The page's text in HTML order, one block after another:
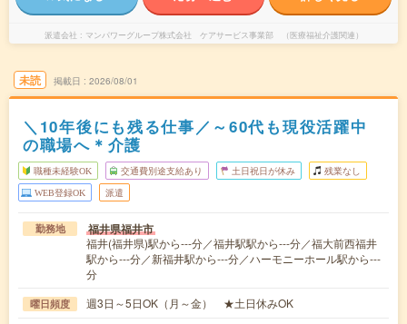
派遣会社 マンパワーグループ株式会社 ケアサービス事業部 （医療福祉介護関連）
未読 掲載日 2026/08/01
＼10年後にも残る仕事／～60代も現役活躍中
の職場へ＊介護
職種未経験OK 交通費別途支給あり 土日祝日が休み 残業なし
WEB登録OK 派遣
勤務地 福井県福井市
福井(福井県)駅から---分／福井駅駅から---分／福大前西福井
駅から---分／新福井駅から---分／ハーモニーホール駅から---
分
曜日頻度 週3日～5日OK（月～金） ★土日休みOK